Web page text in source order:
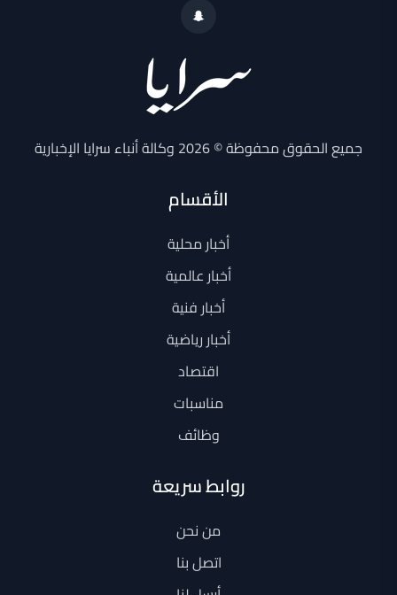
جميع الحقوق محفوظة © 2026 وكالة أنباء سرايا الإخبارية
الأقسام
أخبار محلية
أخبار عالمية
أخبار فنية
أخبار رياضية
اقتصاد
مناسبات
وظائف
روابط سريعة
من نحن
اتصل بنا